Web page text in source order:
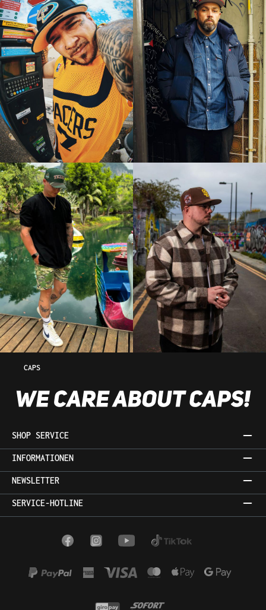
CAPS
SHOP SERVICE
INFORMATIONEN
NEWSLETTER
SERVICE-HOTLINE